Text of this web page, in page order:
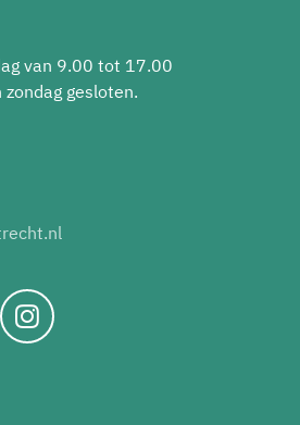
van 9.00 tot 17.00
gesloten.